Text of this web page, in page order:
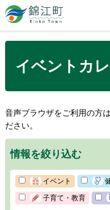
錦江町 Kinko
Town
イベントカ
音声ブラウザをご利用の方は
ださい。
情報を絞り込む
イベント
子育て・教育